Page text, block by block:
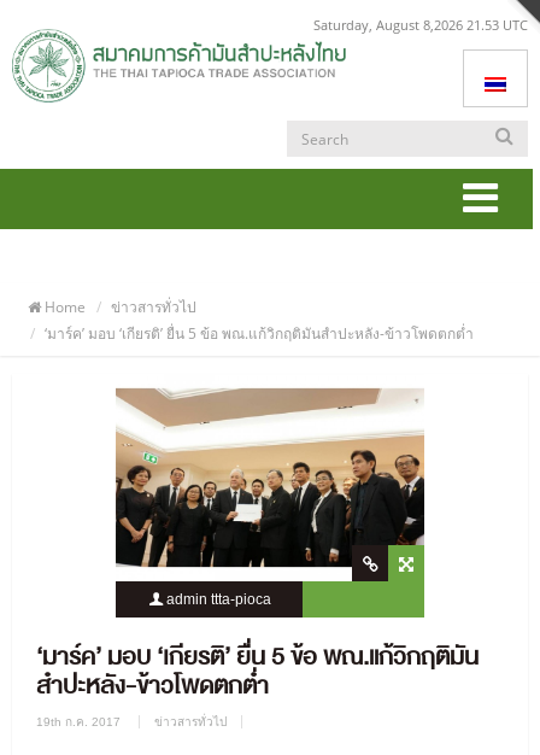
Saturday, August 8,2026 21.53 UTC
Home
ข่าวสารทั่วไป
‘มาร์ค’ มอบ ‘เกียรติ’ ยื่น 5 ข้อ พณ.แก้วิกฤติมันสำปะหลัง-ข้าวโพดตกต่ำ
admin ttta-pioca
‘มาร์ค’ มอบ ‘เกียรติ’ ยื่น 5 ข้อ พณ.แก้วิกฤติมัน
สำปะหลัง-ข้าวโพดตกต่ำ
19th ก.ค. 2017 ข่าวสารทั่วไป